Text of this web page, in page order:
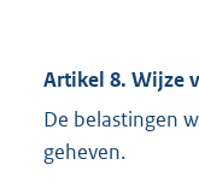
Artikel 8. Wijze
De belastingen
geheven.